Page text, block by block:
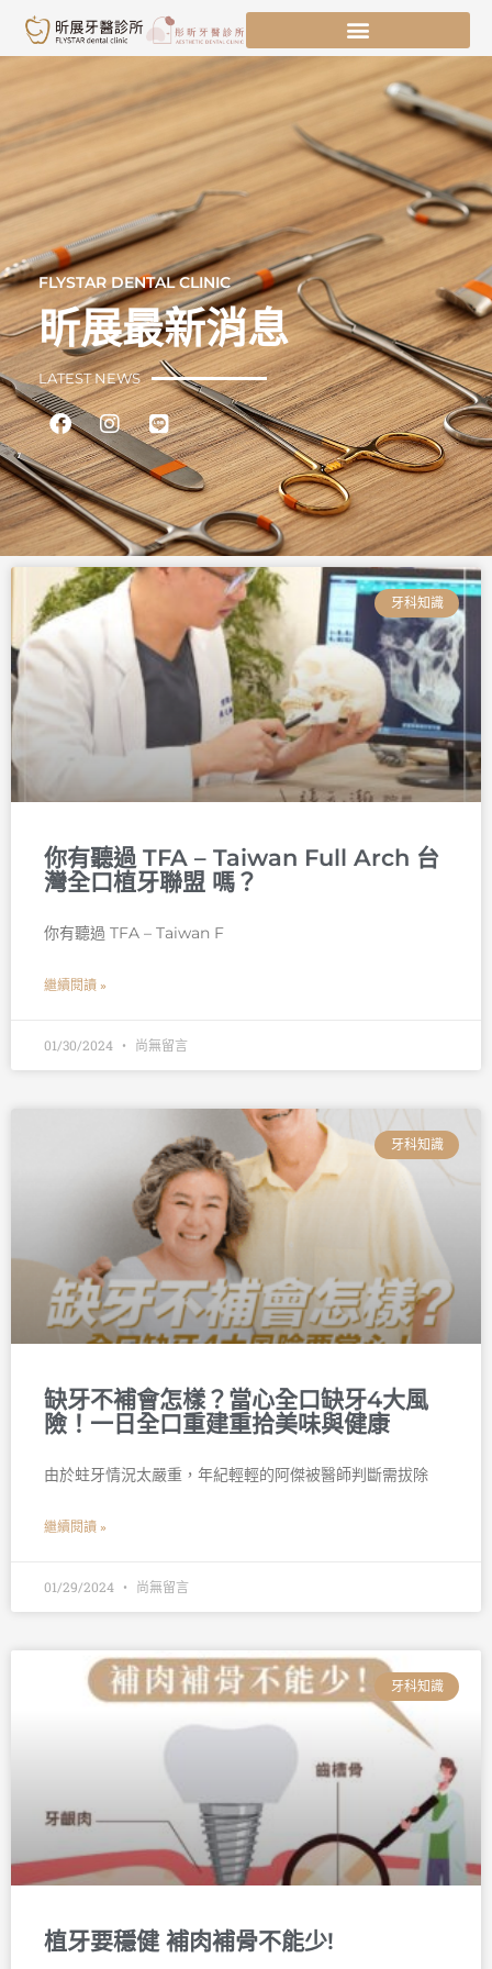
主
容
FLYSTAR DENTAL CLINIC
昕展最新消息
LATEST NEWS
FacebookInstagram
Line
牙科知識
你有聽過 TFA – Taiwan Full Arch 台
灣全口植牙聯盟 嗎？
你有聽過 TFA – Taiwan F
繼續閱讀 »
01/30/2024 尚無留言
牙科知識
缺牙不補會怎樣？當心全口缺牙4大風
險！一日全口重建重拾美味與健康
由於蛀牙情況太嚴重，年紀輕輕的阿傑被醫師判斷需拔除
繼續閱讀 »
01/29/2024 尚無留言
牙科知識
植牙要穩健 補肉補骨不能少!
頁 頁
面
頁
面
頁
面
頁
頁
面